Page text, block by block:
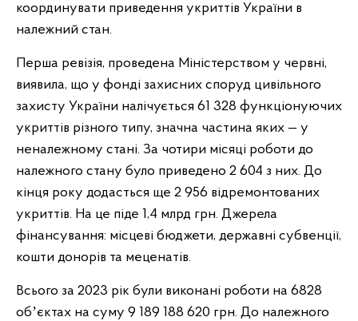
координувати приведення укриттів України в
належний стан.
Перша ревізія, проведена Міністерством у червні,
виявила, що у фонді захисних споруд цивільного
захисту України налічується 61 328 функціонуючих
укриттів різного типу, значна частина яких — у
неналежному стані. За чотири місяці роботи до
належного стану було приведено 2 604 з них. До
кінця року додасться ще 2 956 відремонтованих
укриттів. На це піде 1,4 млрд грн. Джерела
фінансування: місцеві бюджети, державні субвенції,
кошти донорів та меценатів.
Всього за 2023 рік були виконані роботи на 6828
обʼєктах на суму 9 189 188 620 грн. До належного